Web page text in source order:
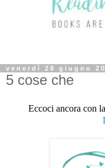
venerdì 28 giugno
5 cose che
Eccoci ancora con